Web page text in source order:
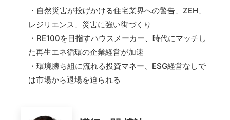
・自然災害が投げかける住宅業界への警告、ZEH、
レジリエンス、災害に強い街づくり
・RE100を目指すハウスメーカー、時代にマッチし
た再生エネ循環の企業経営が加速
・環境勝ち組に流れる投資マネー、ESG経営なしで
は市場から退場を迫られる